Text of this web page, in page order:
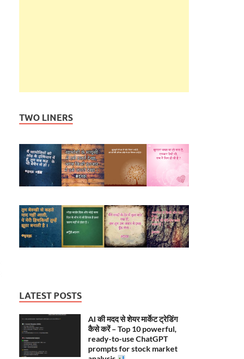
TWO LINERS
LATEST POSTS
AI की मदद से शेयर मार्केट ट्रेडिंग
कैसे करें – Top 10 powerful,
ready-to-use ChatGPT
prompts for stock market